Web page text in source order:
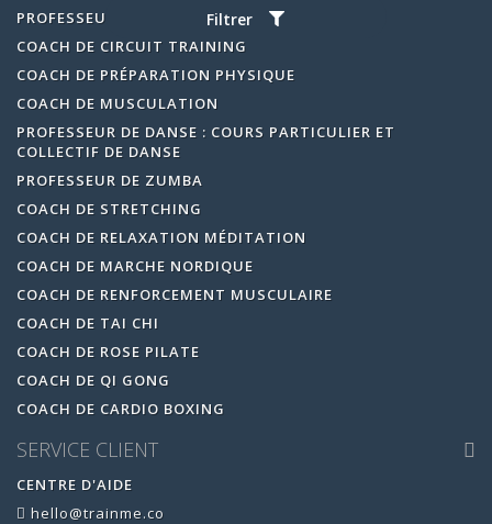
Filtrer
PROFESSEUR DE GOLF
COACH DE CIRCUIT TRAINING
COACH DE PRÉPARATION PHYSIQUE
COACH DE MUSCULATION
PROFESSEUR DE DANSE : COURS PARTICULIER ET
COLLECTIF DE DANSE
PROFESSEUR DE ZUMBA
COACH DE STRETCHING
COACH DE RELAXATION MÉDITATION
COACH DE MARCHE NORDIQUE
COACH DE RENFORCEMENT MUSCULAIRE
COACH DE TAI CHI
COACH DE ROSE PILATE
COACH DE QI GONG
COACH DE CARDIO BOXING
SERVICE CLIENT
CENTRE D'AIDE
hello@trainme.co